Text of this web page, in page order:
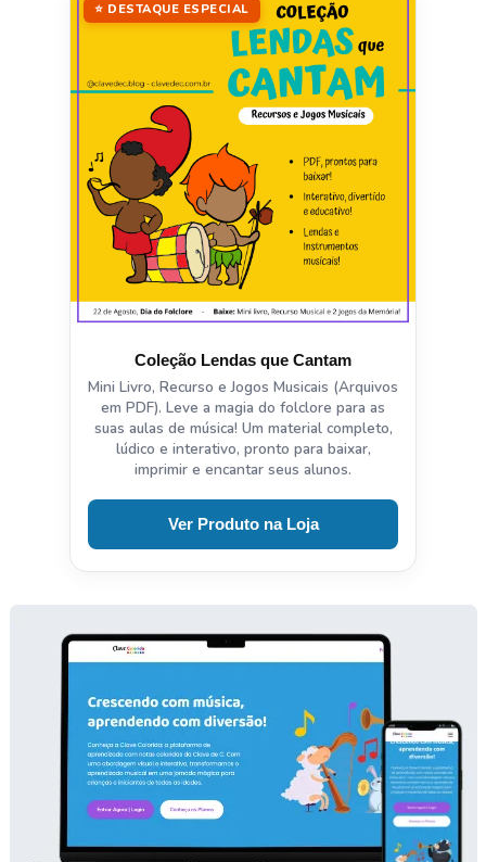
⭐ DESTAQUE ESPECIAL
Coleção Lendas que Cantam
Mini Livro, Recurso e Jogos Musicais (Arquivos
em PDF). Leve a magia do folclore para as
suas aulas de música! Um material completo,
lúdico e interativo, pronto para baixar,
imprimir e encantar seus alunos.
Ver Produto na Loja